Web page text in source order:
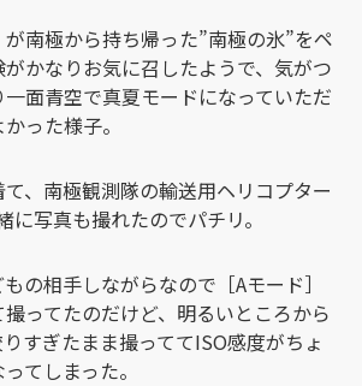
南極から持ち帰った”南極の氷”をペ
かなりお気に召したようで、気がつ
面青空で真夏モードになっていただ
った様子。
、南極観測隊の輸送用ヘリコプター
に写真も撮れたのでパチリ。
の相手しながらなので［Aモード］
ってたのだけど、明るいところから
すぎたまま撮っててISO感度がちょ
てしまった。